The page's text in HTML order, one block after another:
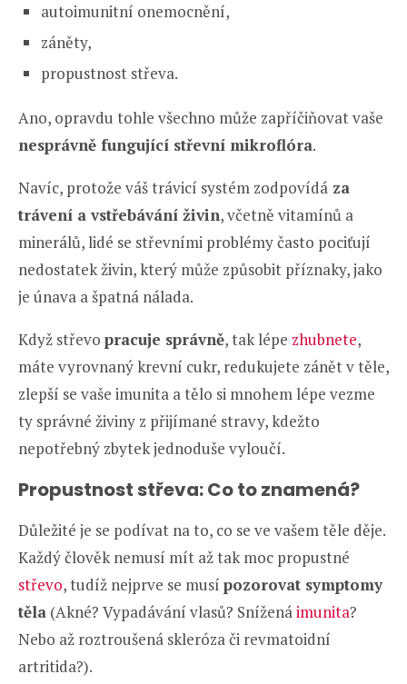
autoimunitní onemocnění,
záněty,
propustnost střeva.
Ano, opravdu tohle všechno může zapříčiňovat vaše
nesprávně fungující střevní mikroflóra.
Navíc, protože váš trávicí systém zodpovídá za
trávení a vstřebávání živin, včetně vitamínů a
minerálů, lidé se střevními problémy často pociťují
nedostatek živin, který může způsobit příznaky, jako
je únava a špatná nálada.
Když střevo pracuje správně, tak lépe zhubnete,
máte vyrovnaný krevní cukr, redukujete zánět v těle,
zlepší se vaše imunita a tělo si mnohem lépe vezme
ty správné živiny z přijímané stravy, kdežto
nepotřebný zbytek jednoduše vyloučí.
Propustnost střeva: Co to znamená?
Důležité je se podívat na to, co se ve vašem těle děje.
Každý člověk nemusí mít až tak moc propustné
střevo, tudíž nejprve se musí pozorovat symptomy
těla (Akné? Vypadávání vlasů? Sníženáimunita?
Nebo až roztroušená skleróza či revmatoidní
artritida?).